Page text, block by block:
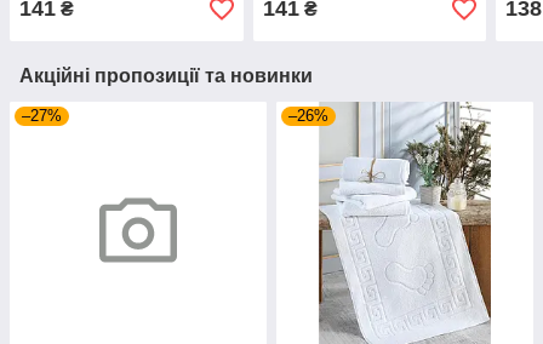
141 ₴ 141₴ 138
Акційні пропозиції та новинки
–27% –26%